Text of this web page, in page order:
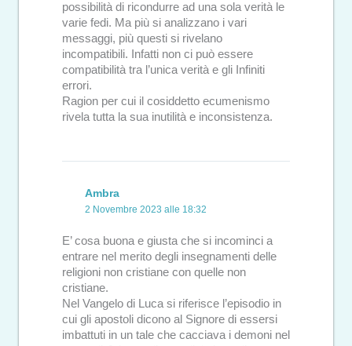
possibilità di ricondurre ad una sola verità le
varie fedi. Ma più si analizzano i vari
messaggi, più questi si rivelano
incompatibili. Infatti non ci può essere
compatibilità tra l’unica verità e gli Infiniti
errori.
Ragion per cui il cosiddetto ecumenismo
rivela tutta la sua inutilità e inconsistenza.
Ambra
2 Novembre 2023 alle 18:32
E’ cosa buona e giusta che si incominci a
entrare nel merito degli insegnamenti delle
religioni non cristiane con quelle non
cristiane.
Nel Vangelo di Luca si riferisce l’episodio in
cui gli apostoli dicono al Signore di essersi
imbattuti in un tale che cacciava i demoni nel